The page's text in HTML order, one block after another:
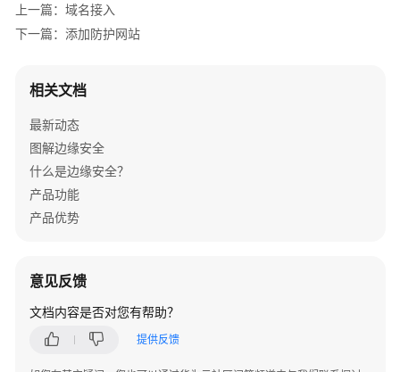
用
EdgeSec
买
缘
安
全
防
流
程
域
上一篇：域名接入
下一篇：添加防护网站
相关文档
最新动态
图解边缘安全
什么是边缘安全？
产品功能
产品优势
意见反馈
文档内容是否对您有帮助？
提供反馈